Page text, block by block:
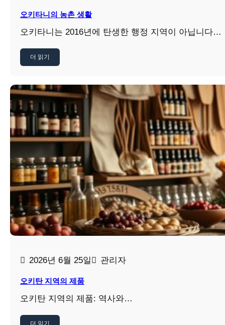
오키타니의 농촌 생활
오키타니는 2016년에 탄생한 행정 지역이 아닙니다…
더 읽기
2026년 6월 25일 관리자
오키탄 지역의 제품
오키탄 지역의 제품: 역사와…
더 읽기